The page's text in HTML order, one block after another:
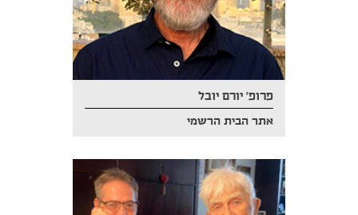
פרופ' יורם יובל
אתר הבית הרשמי